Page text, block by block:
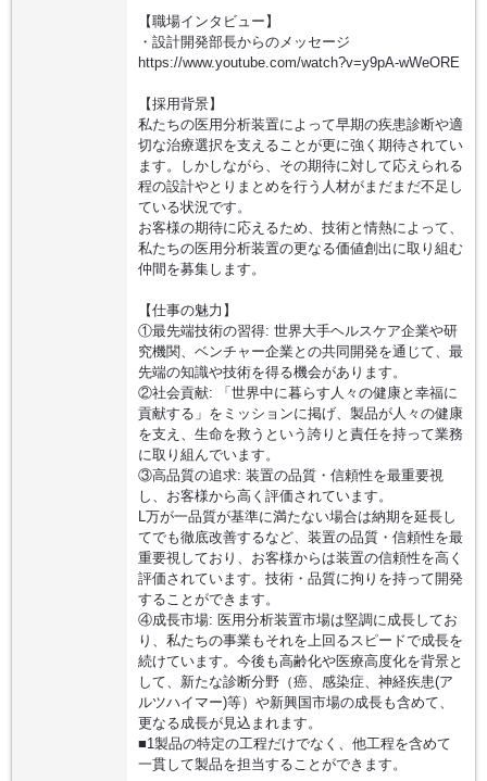
【職場インタビュー】
・設計開発部長からのメッセージ
https://www.youtube.com/watch?v=y9pA-wWeORE
【採用背景】
私たちの医用分析装置によって早期の疾患診断や適
切な治療選択を支えることが更に強く期待されてい
ます。しかしながら、その期待に対して応えられる
程の設計やとりまとめを行う人材がまだまだ不足し
ている状況です。
お客様の期待に応えるため、技術と情熱によって、
私たちの医用分析装置の更なる価値創出に取り組む
仲間を募集します。
【仕事の魅力】
①最先端技術の習得: 世界大手ヘルスケア企業や研
究機関、ベンチャー企業との共同開発を通じて、最
先端の知識や技術を得る機会があります。
②社会貢献: 「世界中に暮らす人々の健康と幸福に
貢献する」をミッションに掲げ、製品が人々の健康
を支え、生命を救うという誇りと責任を持って業務
に取り組んでいます。
③高品質の追求: 装置の品質・信頼性を最重要視
し、お客様から高く評価されています。
L万が一品質が基準に満たない場合は納期を延長し
てでも徹底改善するなど、装置の品質・信頼性を最
重要視しており、お客様からは装置の信頼性を高く
評価されています。技術・品質に拘りを持って開発
することができます。
④成長市場: 医用分析装置市場は堅調に成長してお
り、私たちの事業もそれを上回るスピードで成長を
続けています。今後も高齢化や医療高度化を背景と
して、新たな診断分野（癌、感染症、神経疾患(ア
ルツハイマー)等）や新興国市場の成長も含めて、
更なる成長が見込まれます。
■1製品の特定の工程だけでなく、他工程を含めて
一貫して製品を担当することができます。